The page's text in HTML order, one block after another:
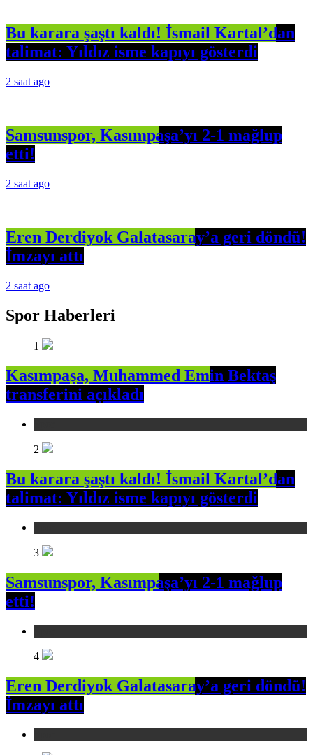
Bu karara şaştı kaldı! İsmail Kartal’dan
talimat: Yıldız isme kapıyı gösterdi
2 saat ago
Samsunspor, Kasımpaşa’yı 2-1 mağlup
etti!
2 saat ago
Eren Derdiyok Galatasaray’a geri döndü!
İmzayı attı
2 saat ago
Spor Haberleri
1
Kasımpaşa, Muhammed Emin Bektaş
transferini açıkladı
2
Bu karara şaştı kaldı! İsmail Kartal’dan
talimat: Yıldız isme kapıyı gösterdi
3
Samsunspor, Kasımpaşa’yı 2-1 mağlup
etti!
4
Eren Derdiyok Galatasaray’a geri döndü!
İmzayı attı